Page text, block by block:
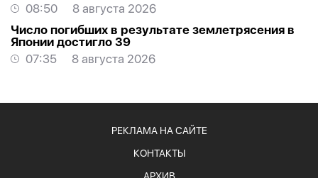
08:50
8 августа 2026
Число погибших в результате землетрясения в
Японии достигло 39
07:35
8 августа 2026
РЕКЛАМА НА САЙТЕ
КОНТАКТЫ